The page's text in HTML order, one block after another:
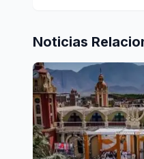
Noticias